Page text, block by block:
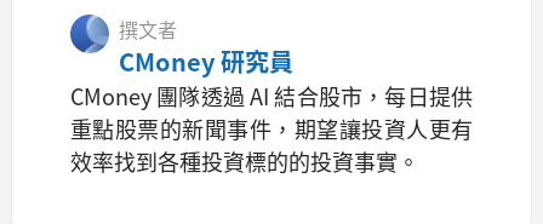
撰文者
CMoney 研究員
CMoney 團隊透過 AI 結合股市，每日提供
重點股票的新聞事件，期望讓投資人更有
效率找到各種投資標的的投資事實。